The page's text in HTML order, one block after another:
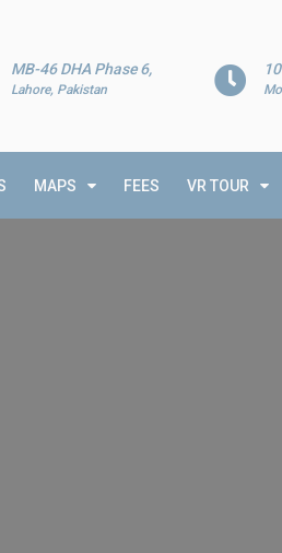
MB-46 DHA Phase 6,
Lahore, Pakistan
MAPS FEES VR TOUR